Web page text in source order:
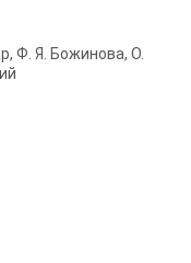
Ф. Я. Божинова, О.